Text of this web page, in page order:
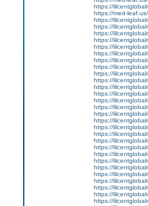
https://
https://med-leaf.us/
https://
https://
https://
https://
https://
https://
https://
https://
https://
https://
https://
https://
https://
https://
https://
https://
https://
https://
https://
https://
https://
https://
https://
https://
https://
https://
https://
https://